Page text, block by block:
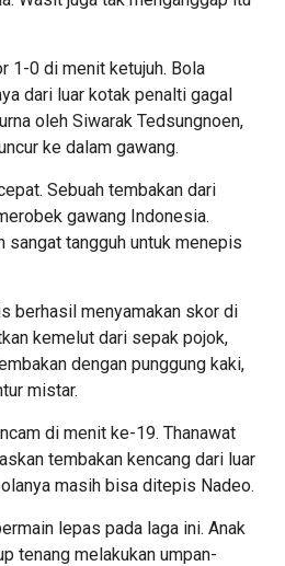
1-0 di menit ketujuh. Bola
dari luar kotak penalti gagal
oleh Siwarak Tedsungnoen,
ke dalam gawang.
Sebuah tembakan dari
gawang Indonesia.
sangat tangguh untuk menepis
berhasil menyamakan skor di
kemelut dari sepak pojok,
dengan punggung kaki,
mistar.
di menit ke-19. Thanawat
tembakan kencang dari luar
masih bisa ditepis Nadeo.
lepas pada laga ini. Anak
tenang melakukan umpan-